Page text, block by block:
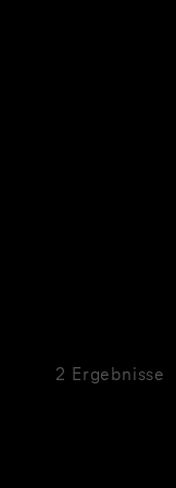
2 Ergebnisse